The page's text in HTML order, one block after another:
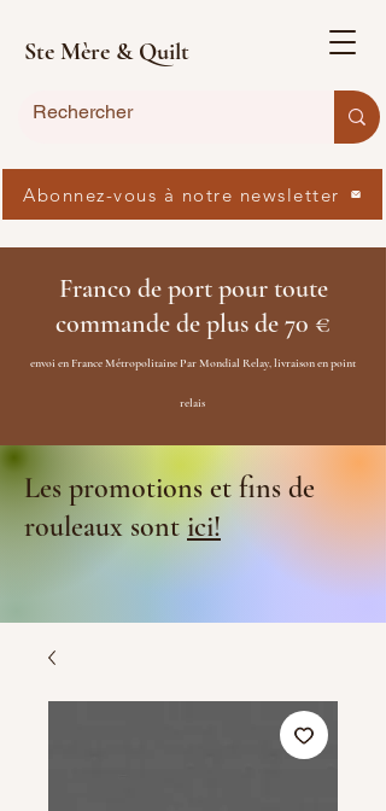
Ste Mère & Quilt
Franco de port pour toute
commande de plus de 70 €
envoi en France Métropolitaine Par Mondial Relay, livraison en point
relais
Les promotions et fins de
rouleaux sontici!
Abonnez-vous à notre newsletter